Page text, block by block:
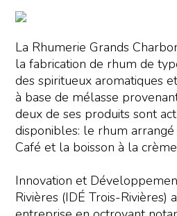
La Rhumerie Grands
la fabrication de rhum de
des spiritueux aromatiques
à base de mélasse
deux de ses produits sont
disponibles: le rhum
Café et la boisson à la
Innovation et
Rivières (IDÉ Trois-Rivières)